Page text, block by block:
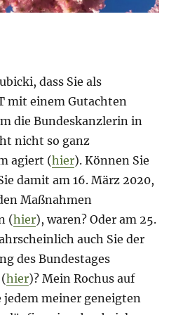
dass Sie als
mit einem Gutachten
die Bundeskanzlerin in
nicht so ganz
agiert (hier). Können Sie
damit am 16. März 2020,
Maßnahmen
(hier), waren? Oder am 25.
auch Sie der
des Bundestages
(hier)? Mein Rochus auf
meiner geneigten